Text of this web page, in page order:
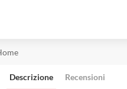
Descrizione Recensioni